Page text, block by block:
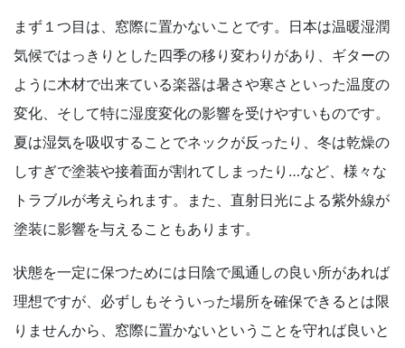
まず１つ目は、窓際に置かないことです。日本は温暖湿潤
気候ではっきりとした四季の移り変わりがあり、ギターの
ように木材で出来ている楽器は暑さや寒さといった温度の
変化、そして特に湿度変化の影響を受けやすいものです。
夏は湿気を吸収することでネックが反ったり、冬は乾燥の
しすぎで塗装や接着面が割れてしまったり…など、様々な
トラブルが考えられます。また、直射日光による紫外線が
塗装に影響を与えることもあります。
状態を一定に保つためには日陰で風通しの良い所があれば
理想ですが、必ずしもそういった場所を確保できるとは限
りませんから、窓際に置かないということを守れば良いと